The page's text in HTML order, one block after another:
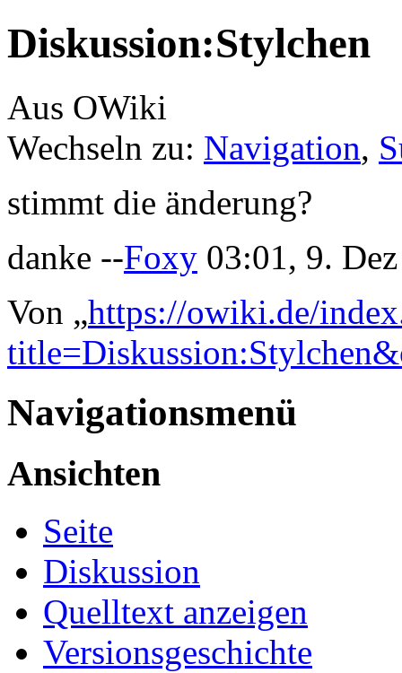
Diskussion:Stylchen
Aus OWiki
Wechseln zu: Navigation,
stimmt die änderung?
danke --Foxy 03:01, 9.
Von „https://owiki.de/
Navigationsmenü
Ansichten
Seite
Diskussion
Quelltext anzeigen
Versionsgeschichte